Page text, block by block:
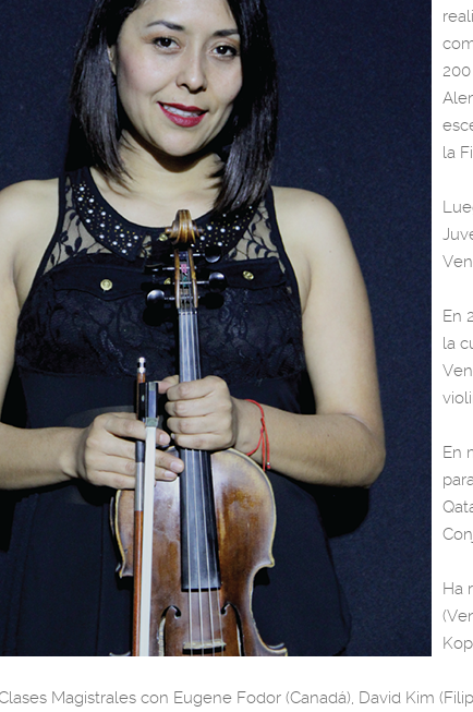
la
En
la
En
Ha
Magistrales con Eugene Fodor (Canadá), David Kim